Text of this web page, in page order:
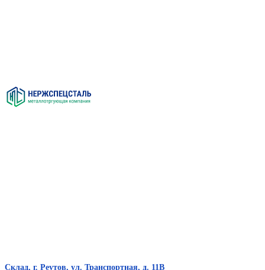
Склад, г. Реутов, ул. Транспортная, д. 11В